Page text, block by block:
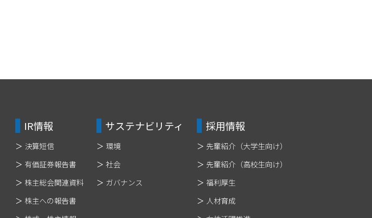
IR情報
決算短信
有価証券報告書
株主総会関連資料
株主への報告書
サステナビリティ
環境
社会
ガバナンス
採用情報
先輩紹介（大学生向け）
先輩紹介（高校生向け）
福利厚生
人材育成